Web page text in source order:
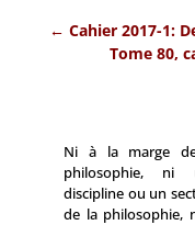
← Cahier 2017-1:
Tome 80,
Ni à la marge
philosophie, ni
discipline ou un
de la philosophie,